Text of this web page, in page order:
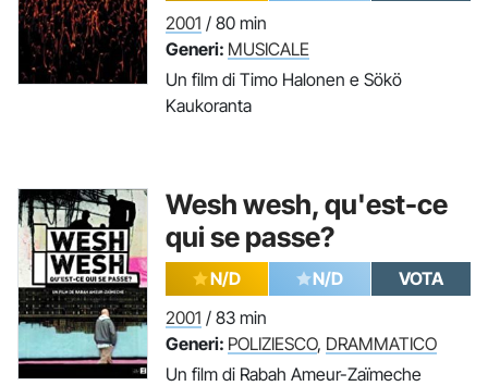
2001 / 80 min
Generi: MUSICALE
Un film di Timo Halonen e Sökö
Kaukoranta
Wesh wesh, qu'est-ce
qui se passe?
N/D N/D
VOTA
2001 / 83 min
Generi: POLIZIESCO, DRAMMATICO
Un film di Rabah Ameur-Zaïmeche